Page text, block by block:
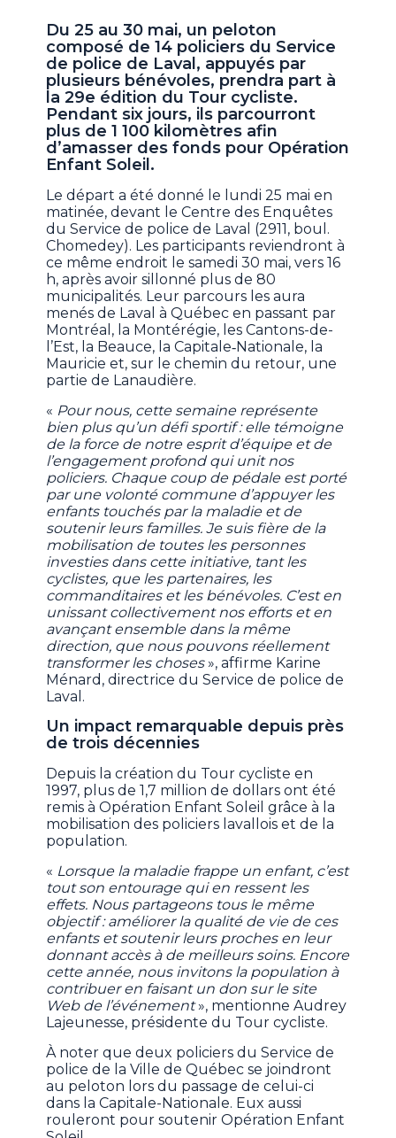
Du 25 au 30 mai, un peloton
composé de 14 policiers du Service
de police de Laval, appuyés par
plusieurs bénévoles, prendra part à
la 29e édition du Tour cycliste.
Pendant six jours, ils parcourront
plus de 1 100 kilomètres afin
d’amasser des fonds pour Opération
Enfant Soleil.
Le départ a été donné le lundi 25 mai en
matinée, devant le Centre des Enquêtes
du Service de police de Laval (2911, boul.
Chomedey). Les participants reviendront à
ce même endroit le samedi 30 mai, vers 16
h, après avoir sillonné plus de 80
municipalités. Leur parcours les aura
menés de Laval à Québec en passant par
Montréal, la Montérégie, les Cantons-de-
l’Est, la Beauce, la Capitale‑Nationale, la
Mauricie et, sur le chemin du retour, une
partie de Lanaudière.
« Pour nous, cette semaine représente
bien plus qu’un défi sportif : elle témoigne
de la force de notre esprit d’équipe et de
l’engagement profond qui unit nos
policiers. Chaque coup de pédale est porté
par une volonté commune d’appuyer les
enfants touchés par la maladie et de
soutenir leurs familles. Je suis fière de la
mobilisation de toutes les personnes
investies dans cette initiative, tant les
cyclistes, que les partenaires, les
commanditaires et les bénévoles. C’est en
unissant collectivement nos efforts et en
avançant ensemble dans la même
direction, que nous pouvons réellement
transformer les choses», affirme Karine
Ménard, directrice du Service de police de
Laval.
Un impact remarquable depuis près
de trois décennies
Depuis la création du Tour cycliste en
1997, plus de 1,7 million de dollars ont été
remis à Opération Enfant Soleil grâce à la
mobilisation des policiers lavallois et de la
population.
« Lorsque la maladie frappe un enfant, c’est
tout son entourage qui en ressent les
effets. Nous partageons tous le même
objectif : améliorer la qualité de vie de ces
enfants et soutenir leurs proches en leur
donnant accès à de meilleurs soins. Encore
cette année, nous invitons la population à
contribuer en faisant un don sur le site
Web de l’événement», mentionne Audrey
Lajeunesse, présidente du Tour cycliste.
À noter que deux policiers du Service de
police de la Ville de Québec se joindront
au peloton lors du passage de celui-ci
dans la Capitale-Nationale. Eux aussi
rouleront pour soutenir Opération Enfant